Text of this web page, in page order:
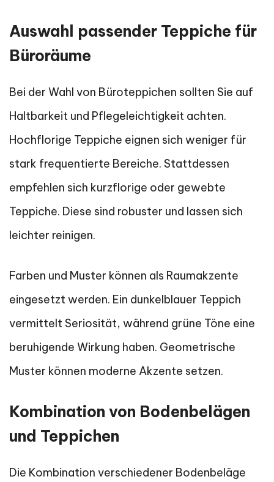
Auswahl passender Teppiche für
Büroräume
Bei der Wahl von Büroteppichen sollten Sie auf
Haltbarkeit und Pflegeleichtigkeit achten.
Hochflorige Teppiche eignen sich weniger für
stark frequentierte Bereiche. Stattdessen
empfehlen sich kurzflorige oder gewebte
Teppiche. Diese sind robuster und lassen sich
leichter reinigen.
Farben und Muster können als Raumakzente
eingesetzt werden. Ein dunkelblauer Teppich
vermittelt Seriosität, während grüne Töne eine
beruhigende Wirkung haben. Geometrische
Muster können moderne Akzente setzen.
Kombination von Bodenbelägen
und Teppichen
Die Kombination verschiedener Bodenbeläge